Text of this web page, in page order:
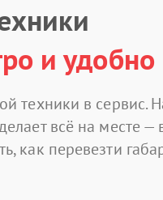
и удобно
техники в сервис.
всё на месте —
как перевезти